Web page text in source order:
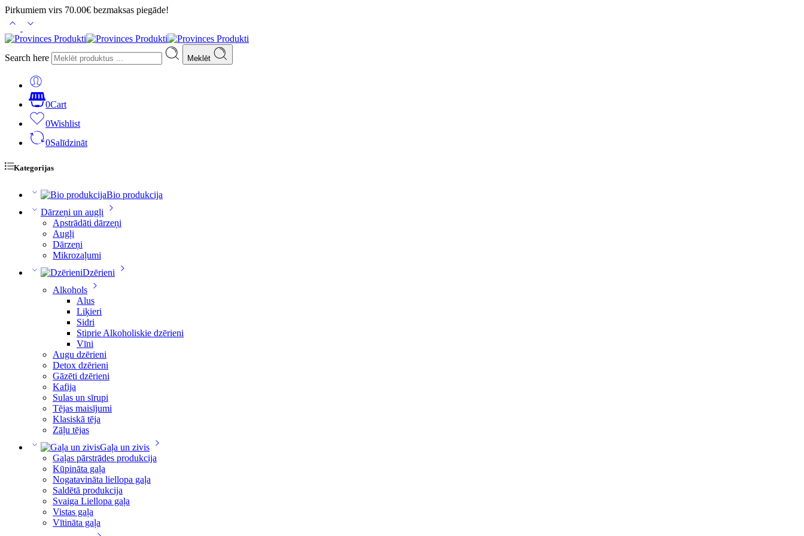
Pirkumiem virs 70.00€ bezmaksas piegāde!
Search here Meklēt
0Cart
0Wishlist
0Salīdzināt
Kategorijas
Bio produkcija
Dārzeņi un augļi
Apstrādāti dārzeņi
Augļi
Dārzeņi
Mikrozaļumi
Dzērieni
Alkohols
Alus
Liķieri
Sidri
Stiprie Alkoholiskie dzērieni
Vīni
Augu dzērieni
Detox dzērieni
Gāzēti dzērieni
Kafija
Sulas un sīrupi
Tējas maisījumi
Klasiskā tēja
Zāļu tējas
Gaļa un zivis
Gaļas pārstrādes produkcija
Kūpināta gaļa
Nogatavināta liellopa gaļa
Saldētā produkcija
Svaiga Liellopa gaļa
Vistas gaļa
Vītināta gaļa